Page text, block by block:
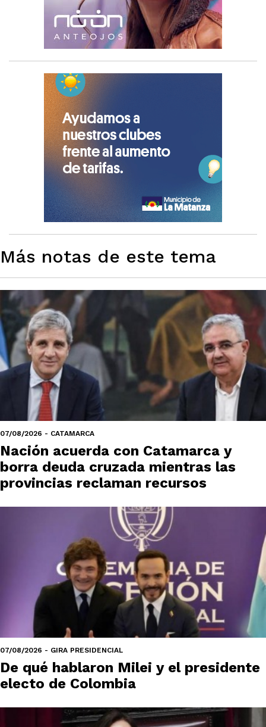
Más notas de este tema
07/08/2026 - CATAMARCA
Nación acuerda con Catamarca y
borra deuda cruzada mientras las
provincias reclaman recursos
07/08/2026 - GIRA PRESIDENCIAL
De qué hablaron Milei y el presidente
electo de Colombia